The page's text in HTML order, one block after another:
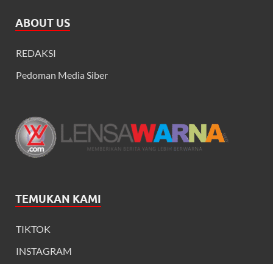
ABOUT US
REDAKSI
Pedoman Media Siber
TEMUKAN KAMI
TIKTOK
INSTAGRAM